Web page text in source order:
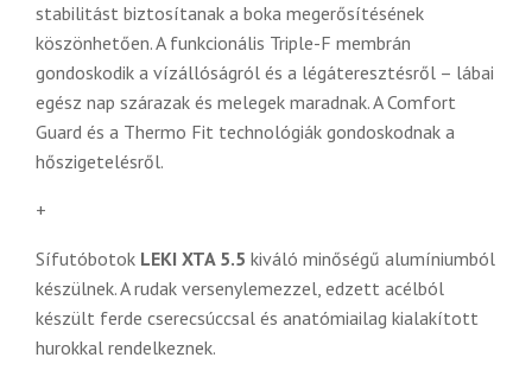
stabilitást biztosítanak a boka megerősítésének
köszönhetően. A funkcionális Triple-F membrán
gondoskodik a vízállóságról és a légáteresztésről – lábai
egész nap szárazak és melegek maradnak. A Comfort
Guard és a Thermo Fit technológiák gondoskodnak a
hőszigetelésről.
+
Sífutóbotok LEKI XTA 5.5 kiváló minőségű alumíniumból
készülnek. A rudak versenylemezzel, edzett acélból
készült ferde cserecsúccsal és anatómiailag kialakított
hurokkal rendelkeznek.